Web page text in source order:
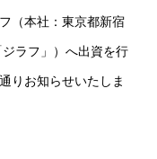
（本社：東京都新宿
ラフ」）へ出資を行
りお知らせいたしま